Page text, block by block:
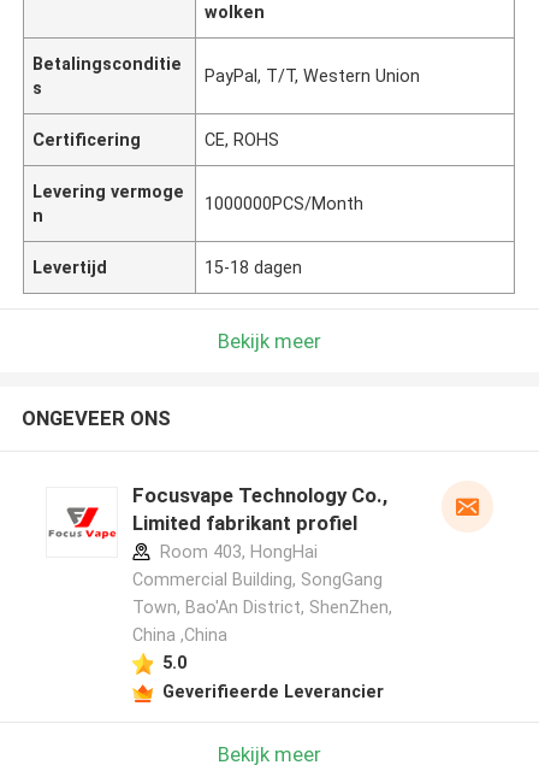
wolken
Betalingsconditie
s
PayPal, T/T, Western Union
Certificering CE, ROHS
Levering vermoge
n
1000000PCS/Month
Levertijd 15-18 dagen
Bekijk meer
ONGEVEER ONS
Focusvape Technology Co.,
Limited fabrikant profiel
Room 403, HongHai
Commercial Building, SongGang
Town, Bao'An District, ShenZhen,
China ,China
5.0
Geverifieerde Leverancier
Bekijk meer